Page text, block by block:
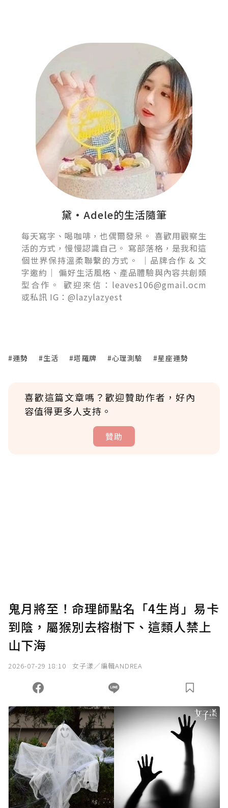
黛•Adele的生活隨筆
每天寫字、喝咖啡，也偶爾發呆。 喜歡用觀察生
活的方式，慢慢認識自己。 寫部落格，是我和這
個世界保持溫柔聯繫的方式。 ｜品牌合作 & 文
字邀約｜ 偏好生活風格、產品體驗與內容共創類
型合作。 歡迎來信：leaves106@gmail.ocm
或私訊 IG：@lazylazyest
#運勢 #生活 #塔羅牌 #心理測驗 #星座運勢
喜歡這篇文章嗎？歡迎贊助作者，好內
容值得更多人支持。
贊助
確認送出
您當前剩餘 U 利點數：0點；前往 購買點數
鬼月將至！命理師點名「4生肖」易卡
到陰，屬猴別去榕樹下、這類人禁上
山下海
2026-07-29 18:10 女子漾／編輯ANDREA